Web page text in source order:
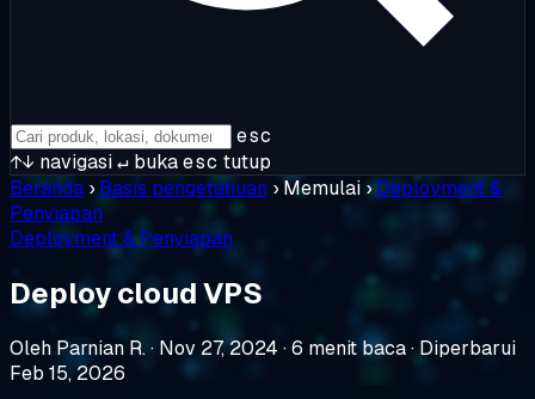
esc
↑↓ navigasi↵ bukaesc tutup
Beranda › Basis pengetahuan › Memulai › Deployment &
Penyiapan
Deployment & Penyiapan
Deploy cloud VPS
Oleh Parnian R.· Nov 27, 2024 ·6 menit baca· Diperbarui
Feb 15, 2026